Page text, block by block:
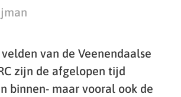
van de Veenendaalse
zijn de afgelopen tijd
binnen- maar vooral ook de